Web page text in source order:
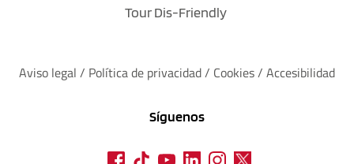
Tour Dis-Friendly
Aviso legal / Política de privacidad / Cookies / Accesibilidad
Síguenos